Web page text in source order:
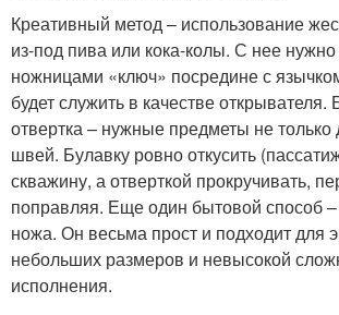
Креативный метод – использование
из-под пива или кока-колы. С нее
ножницами «ключ» посредине с
будет служить в качестве открывателя.
отвертка – нужные предметы не только
швей. Булавку ровно откусить
скважину, а отверткой прокручивать,
поправляя. Еще один бытовой способ
ножа. Он весьма прост и подходит для
небольших размеров и невысокой
исполнения.